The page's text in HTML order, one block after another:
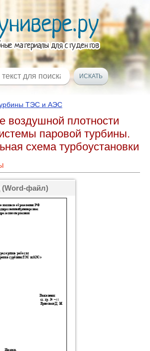
ТЭС и АЭС
воздушной плотности
паровой турбины.
схема турбоустановки
(Word-файл)